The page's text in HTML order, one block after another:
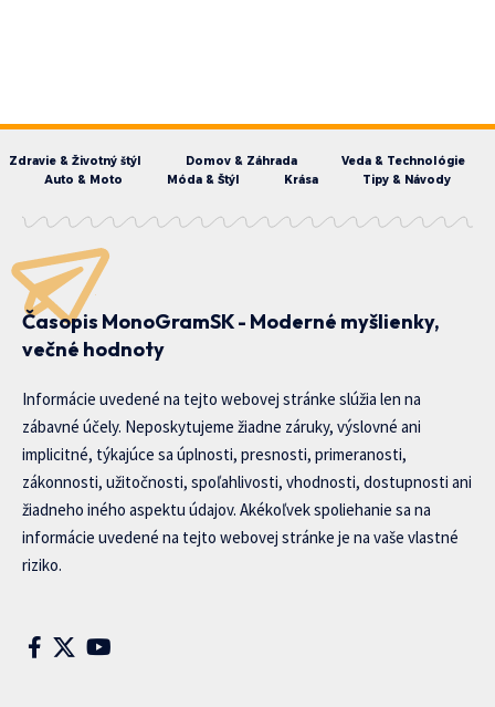
Zdravie & Životný štýl Domov & Záhrada
Veda & Technológie
Auto & Moto
Móda & Štýl Krása Tipy & Návody
Časopis MonoGramSK - Moderné myšlienky,
večné hodnoty
Informácie uvedené na tejto webovej stránke slúžia len na
zábavné účely. Neposkytujeme žiadne záruky, výslovné ani
implicitné, týkajúce sa úplnosti, presnosti, primeranosti,
zákonnosti, užitočnosti, spoľahlivosti, vhodnosti, dostupnosti ani
žiadneho iného aspektu údajov. Akékoľvek spoliehanie sa na
informácie uvedené na tejto webovej stránke je na vaše vlastné
riziko.